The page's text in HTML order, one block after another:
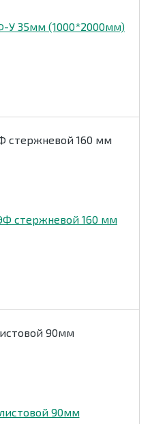
стержневой 160 мм
90мм